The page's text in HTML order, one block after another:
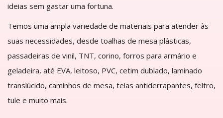
ideias sem gastar uma fortuna.
Temos uma ampla variedade de materiais para atender às
suas necessidades, desde toalhas de mesa plásticas,
passadeiras de vinil, TNT, corino, forros para armário e
geladeira, até EVA, leitoso, PVC, cetim dublado, laminado
translúcido, caminhos de mesa, telas antiderrapantes, feltro,
tule e muito mais.